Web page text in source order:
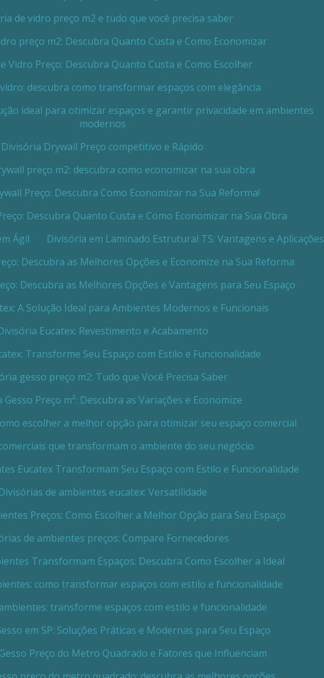
de vidro preço m2 e tudo que você precisa saber
preço m2: Descubra Quanto Custa e Como Economizar
Vidro Preço: Descubra Quanto Custa e Como Escolher
descubra como transformar espaços com elegância
ideal para otimizar espaços e garantir privacidade em ambientes
modernos
Divisória Drywall Preço competitivo e Rápido
preço m2: descubra como economizar na sua obra
Preço: Descubra Como Economizar na Sua Reforma!
Descubra Quanto Custa e Como Economizar na Sua Obra
Ágil
Divisória em Laminado Estrutural TS: Vantagens e Aplicações
Descubra as Melhores Opções e Economize na Sua Reforma
Descubra as Melhores Opções e Vantagens para Seu Espaço
A Solução Ideal para Ambientes Modernos e Funcionais
Eucatex: Revestimento e Acabamento
Transforme Seu Espaço com Estilo e Funcionalidade
gesso preço m2: Tudo que Você Precisa Saber
Gesso Preço m²: Descubra as Variações e Economize
escolher a melhor opção para otimizar seu espaço comercial
que transformam o ambiente do seu negócio
Eucatex Transformam Seu Espaço com Estilo e Funcionalidade
Divisórias de ambientes eucatex: Versatilidade
Preços: Como Escolher a Melhor Opção para Seu Espaço
de ambientes preços: Compare Fornecedores
Transformam Espaços: Descubra Como Escolher a Ideal
como transformar espaços com estilo e funcionalidade
transforme espaços com estilo e funcionalidade
em SP: Soluções Práticas e Modernas para Seu Espaço
Preço do Metro Quadrado e Fatores que Influenciam